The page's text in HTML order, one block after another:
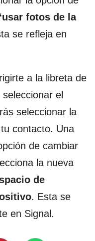
fotos de la
se refleja en
a la libreta de
el
seleccionar la
contacto. Una
de cambiar
la nueva
de
. Esta se
en Signal.